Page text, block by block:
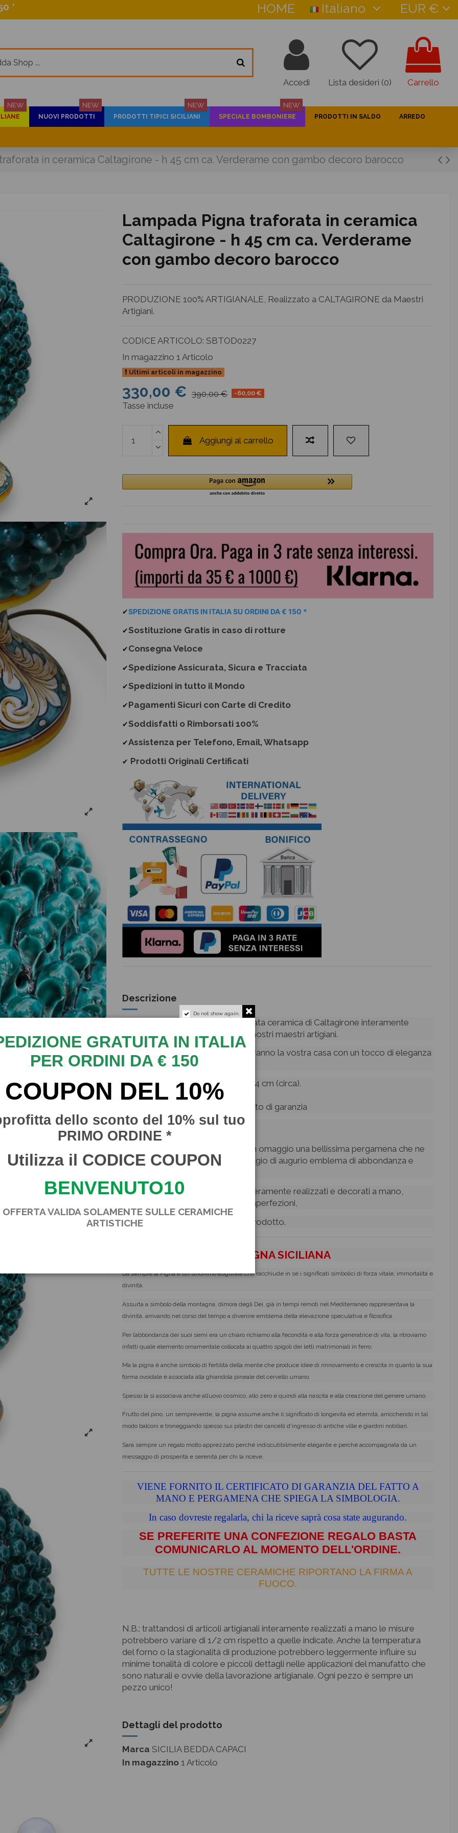
* HOME Italiano EUR €
Accedi Lista desideri (0) Carrello
NEW
NUOVI PRODOTTI
NEW
PRODOTTI TIPICI SICILIANI
NEW
SPECIALE BOMBONIERE
NEW
PRODOTTI IN SALDO ARREDO
in ceramica Caltagirone - h 45 cm ca. Verderame con gambo decoro barocco
Lampada Pigna traforata in ceramica
Caltagirone - h 45 cm ca. Verderame
con gambo decoro barocco
PRODUZIONE 100% ARTIGIANALE, Realizzato a CALTAGIRONE da Maestri
Artigiani.
CODICE ARTICOLO: SBTOD0227
In magazzino 1 Articolo
Ultimi articoli in magazzino
330,00 € 390,00 € -60,00 €
Tasse incluse
Aggiungi al carrello
✔SPEDIZIONE GRATIS IN ITALIA SU ORDINI DA € 150 *
✔Sostituzione Gratis in caso di rotture
✔Consegna Veloce
✔Spedizione Assicurata, Sicura e Tracciata
✔Spedizioni in tutto il Mondo
✔Pagamenti Sicuri con Carte di Credito
✔Soddisfatti o Rimborsati 100%
✔Assistenza per Telefono, Email, Whatsapp
✔ Prodotti Originali Certificati
Descrizione
Splendida Lampada Pigna in pregiata ceramica di Caltagirone interamente
realizzata e decorata a mano dai nostri maestri artigiani.
Uniche nel loro genere impreziosiranno la vostra casa con un tocco di eleganza
e raffinatezza.
Misure: Altezza 45 cm, diametro 24 cm (circa).
Firma a fuoco, punzone e certificato di garanzia
Lampadina non inclusa.
Con ogni pigna riceverete anche in omaggio una bellissima pergamena che ne
racconta la simbologia e il messaggio di augurio emblema di abbondanza e
Trattandosi di articoli artigianali interamente realizzati e decorati a mano,
qualora ci fossero delle piccole imperfezioni,
queste denotano l'originalità del prodotto.
LA PIGNA SICILIANA
Da sempre la Pigna è un sinonimo augurale che racchiude in sé i significati simbolici di forza vitale, immortalità e
divinità.
Assurta a simbolo della montagna, dimora degli Dei, già in tempi remoti nel Mediterraneo rappresentava la
divinità, arrivando nel corso del tempo a divenire emblema della elevazione speculativa e filosofica.
Per l’abbondanza dei suoi semi era un chiaro richiamo alla fecondità e alla forza generatrice di vita, la ritroviamo
infatti quale elemento ornamentale collocata ai quattro spigoli dei letti matrimoniali in ferro.
Ma la pigna è anche simbolo di fertilità della mente che produce idee di rinnovamento e crescita in quanto la sua
forma ovoidale è associata alla ghiandola pineale del cervello umano.
Spesso la si associava anche all’uovo cosmico, allo zero e quindi alla nascita e alla creazione del genere umano.
Frutto del pino, un sempreverde, la pigna assume anche il significato di longevità ed eternità, arricchendo in tal
modo balconi e troneggiando spesso sui pilastri dei cancelli d'ingresso di antiche ville e giardini nobiliari.
Sarà sempre un regalo molto apprezzato perché indiscutibilmente elegante e perché accompagnata da un
messaggio di prosperità e serenità per chi la riceve.
VIENE FORNITO IL CERTIFICATO DI GARANZIA DEL FATTO A
MANO E PERGAMENA CHE SPIEGA LA SIMBOLOGIA.
In caso dovreste regalarla, chi la riceve saprà cosa state augurando.
SE PREFERITE UNA CONFEZIONE REGALO BASTA
COMUNICARLO AL MOMENTO DELL'ORDINE.
TUTTE LE NOSTRE CERAMICHE RIPORTANO LA FIRMA A
FUOCO.
N.B.: trattandosi di articoli artigianali interamente realizzati a mano le misure
potrebbero variare di 1/2 cm rispetto a quelle indicate. Anche la temperatura
del forno o la stagionalità di produzione potrebbero leggermente influire su
minime tonalità di colore e piccoli dettagli nelle applicazioni del manufatto che
sono naturali e ovvie della lavorazione artigianale. Ogni pezzo è sempre un
pezzo unico!
Dettagli del prodotto
Marca SICILIA BEDDA CAPACI
In magazzino 1 Articolo
Do not show again.
GRATUITA IN ITALIA
PER ORDINI DA € 150
COUPON DEL 10%
dello sconto del 10% sul tuo
PRIMO ORDINE *
Utilizza il CODICE COUPON
BENVENUTO10
OFFERTA VALIDA SOLAMENTE SULLE CERAMICHE
ARTISTICHE